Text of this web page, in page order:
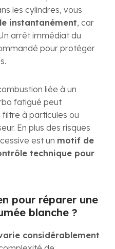
les cylindres, vous
instantanément, car
arrêt immédiat du
pour protéger
liée à un
fatigué peut
à particules ou
En plus des risques
est un motif de
technique pour
pour réparer une
blanche ?
considérablement